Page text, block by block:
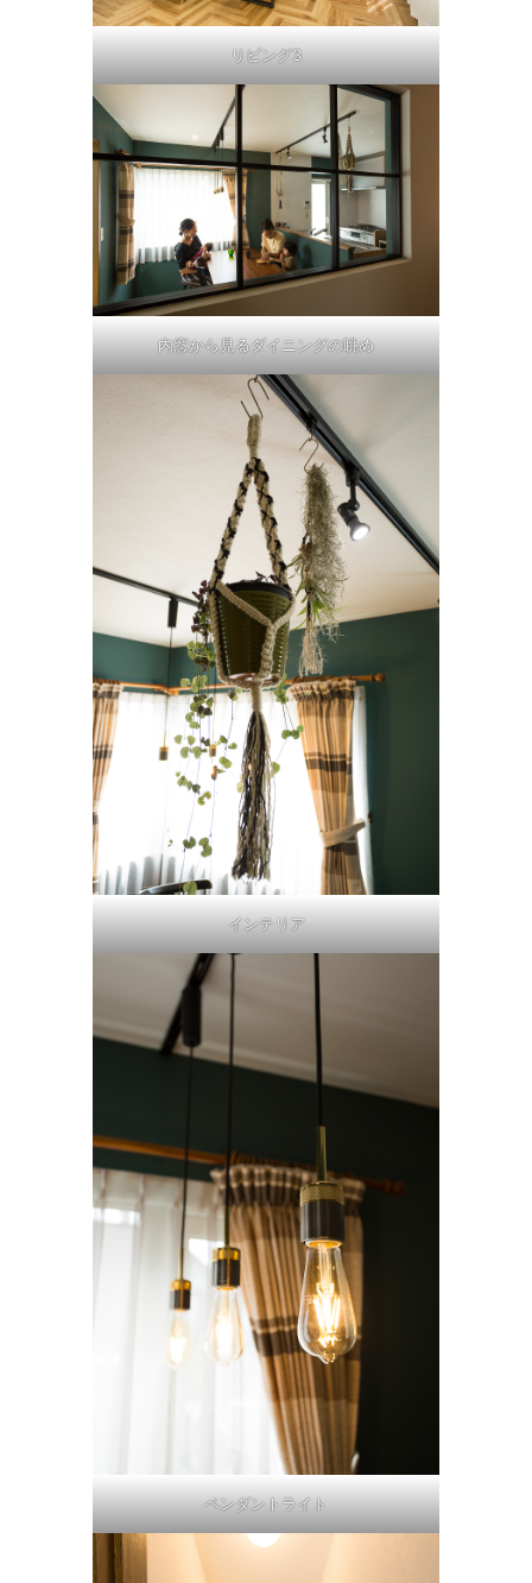
リビング3
内窓から見るダイニングの眺め
インテリア
ペンダントライト